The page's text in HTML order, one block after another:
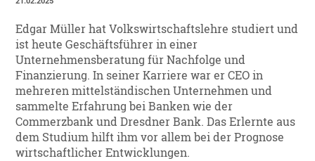
Edgar Müller hat Volkswirtschaftslehre studiert und
ist heute Geschäftsführer in einer
Unternehmensberatung für Nachfolge und
Finanzierung. In seiner Karriere war er CEO in
mehreren mittelständischen Unternehmen und
sammelte Erfahrung bei Banken wie der
Commerzbank und Dresdner Bank. Das Erlernte aus
dem Studium hilft ihm vor allem bei der Prognose
wirtschaftlicher Entwicklungen.